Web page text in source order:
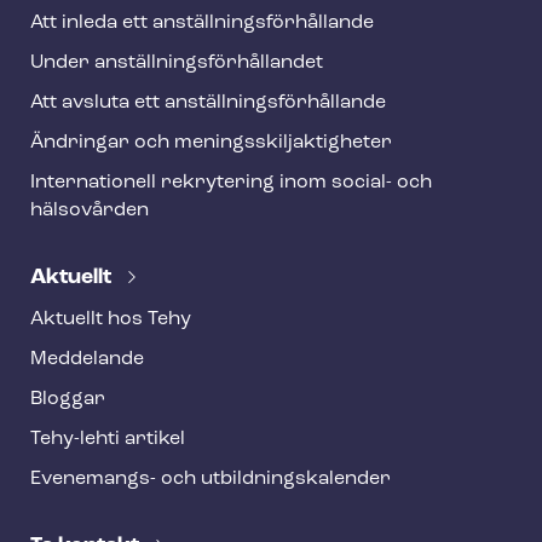
Att inleda ett an­ställ­nings­för­hål­lan­de
Under an­ställ­nings­för­hål­lan­det
Att avsluta ett an­ställ­nings­för­hål­lan­de
Ändringar och me­nings­skilj­ak­tig­he­ter
Internationell rekrytering inom social- och
hälsovården
Aktuellt
Aktuellt hos Tehy
Meddelande
Bloggar
Tehy-lehti artikel
Evenemangs- och ut­bild­nings­ka­len­der